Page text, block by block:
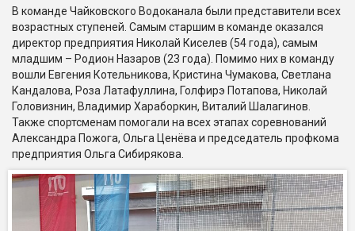
В команде Чайковского Водоканала были представители всех
возрастных ступеней. Самым старшим в команде оказался
директор предприятия Николай Киселев (54 года), самым
младшим – Родион Назаров (23 года). Помимо них в команду
вошли Евгения Котельникова, Кристина Чумакова, Светлана
Кандалова, Роза Латафуллина, Голфирэ Потапова, Николай
Головизнин, Владимир Хараборкин, Виталий Шалагинов.
Также спортсменам помогали на всех этапах соревнований
Александра Пожога, Ольга Ценёва и председатель профкома
предприятия Ольга Сибирякова.